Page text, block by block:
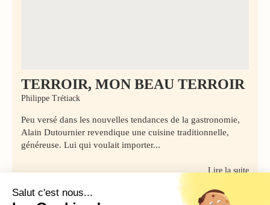
TERROIR, MON BEAU TERROIR
Philippe Trétiack
Peu versé dans les nouvelles tendances de la gastronomie,
Alain Dutournier revendique une cuisine traditionnelle,
généreuse. Lui qui voulait importer...
Lire la suite